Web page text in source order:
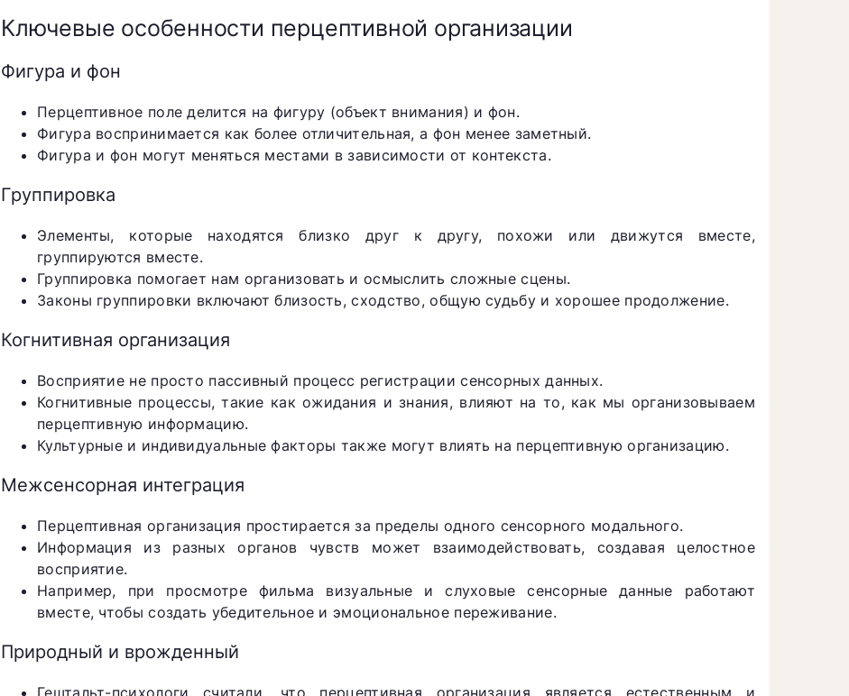
Ключевые особенности перцептивной организации
Фигура и фон
Перцептивное поле делится на фигуру (объект внимания) и фон.
Фигура воспринимается как более отличительная, а фон менее заметный.
Фигура и фон могут меняться местами в зависимости от контекста.
Группировка
Элементы, которые находятся близко друг к другу, похожи или движутся вместе,
группируются вместе.
Группировка помогает нам организовать и осмыслить сложные сцены.
Законы группировки включают близость, сходство, общую судьбу и хорошее продолжение.
Когнитивная организация
Восприятие не просто пассивный процесс регистрации сенсорных данных.
Когнитивные процессы, такие как ожидания и знания, влияют на то, как мы организовываем
перцептивную информацию.
Культурные и индивидуальные факторы также могут влиять на перцептивную организацию.
Межсенсорная интеграция
Перцептивная организация простирается за пределы одного сенсорного модального.
Информация из разных органов чувств может взаимодействовать, создавая целостное
восприятие.
Например, при просмотре фильма визуальные и слуховые сенсорные данные работают
вместе, чтобы создать убедительное и эмоциональное переживание.
Природный и врожденный
Гештальт-психологи считали, что перцептивная организация является естественным и